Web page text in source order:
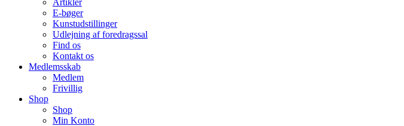
Artikler
E-bøger
Kunstudstillinger
Udlejning af foredragssal
Find os
Kontakt os
Medlemsskab
Medlem
Frivillig
Shop
Shop
Min Konto